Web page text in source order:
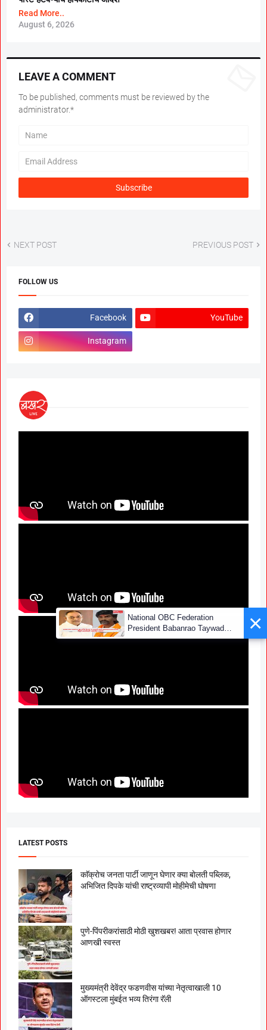
Read More..
August 6, 2026
LEAVE A COMMENT
To be published, comments must be reviewed by the
administrator.*
NEXT POST PREVIOUS POST
FOLLOW US
Facebook YouTube
Instagram
LATEST POSTS
काॅक्राेच जनता पार्टी जाणून घेणार क्या बाेलती पब्लिक,
अभिजित दिपके यांची राष्ट्रव्यापी माेहीमेची घाेषणा
पुणे-पिंपरीकरांसाठी मोठी खुशखबर! आता प्रवास होणार
आणखी स्वस्त
मुख्यमंत्री देवेंद्र फडणवीस यांच्या नेतृत्वाखाली 10
ऑगस्टला मुंबईत भव्य तिरंगा रॅली
×
National OBC Federation
President Babanrao Taywade
Claims Only 27 Kunbi